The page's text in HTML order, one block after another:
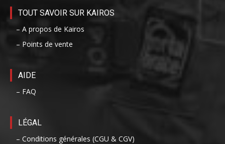
TOUT SAVOIR SUR KAIROS
– A propos de Kairos
– Points de vente
AIDE
– FAQ
LÉGAL
– Conditions générales (CGU & CGV)